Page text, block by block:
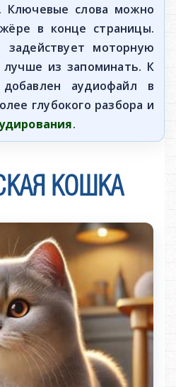
Ключевые слова можно
в конце страницы.
задействует моторную
из запоминать. К
аудиофайл в
глубокого разбора и
.
КОШКА